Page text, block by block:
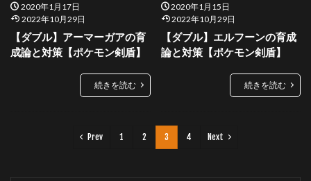
2020年1月17日
2022年10月29日
【ダブル】アーマーガアの育
成論と対策【ポケモン剣盾】
続きを読む
2020年1月15日
2022年10月29日
【ダブル】エルフーンの育成
論と対策【ポケモン剣盾】
続きを読む
Prev 1 2 3 4 Next